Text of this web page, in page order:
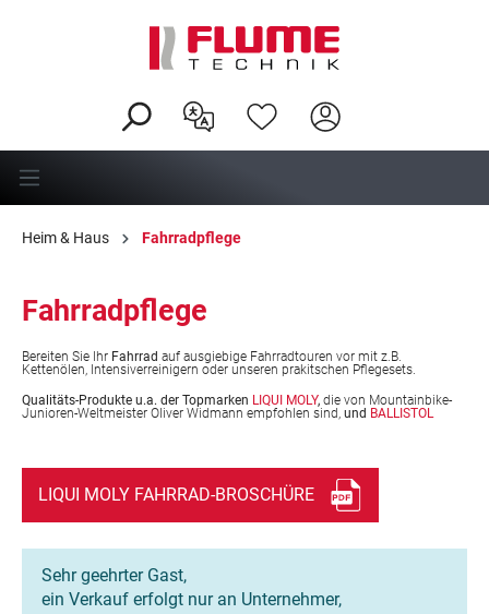
Heim & Haus Fahrradpflege
Fahrradpflege
Bereiten Sie Ihr Fahrrad auf ausgiebige Fahrradtouren vor mit z.B.
Kettenölen, Intensiverreinigern oder unseren prakitschen Pflegesets.
Qualitäts-Produkte u.a. der Topmarken LIQUI MOLY, die von Mountainbike-
Junioren-Weltmeister Oliver Widmann empfohlen sind, und BALLISTOL
LIQUI MOLY FAHRRAD-BROSCHÜRE
Sehr geehrter Gast,
ein Verkauf erfolgt nur an Unternehmer,